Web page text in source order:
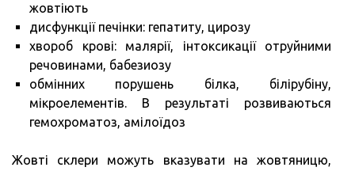
жовтіють
дисфункції печінки: гепатиту, цирозу
хвороб крові: малярії, інтоксикації отруйними
речовинами, бабезиозу
обмінних порушень білка, білірубіну,
мікроелементів. В результаті розвиваються
гемохроматоз, амілоїдоз
Жовті склери можуть вказувати на жовтяницю,